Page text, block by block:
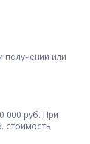
получении или
000 руб. При
стоимость